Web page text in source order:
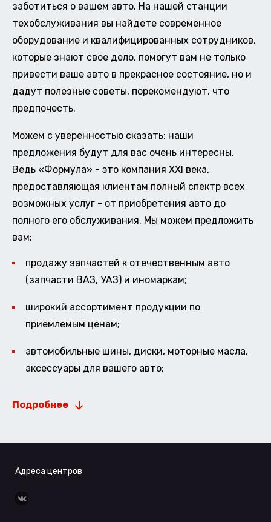
заботиться о вашем авто. На нашей станции
техобслуживания вы найдете современное
оборудование и квалифицированных сотрудников,
которые знают свое дело, помогут вам не только
привести ваше авто в прекрасное состояние, но и
дадут полезные советы, порекомендуют, что
предпочесть.
Можем с уверенностью сказать: наши
предложения будут для вас очень интересны.
Ведь «Формула» - это компания XXI века,
предоставляющая клиентам полный спектр всех
возможных услуг - от приобретения авто до
полного его обслуживания. Мы можем предложить
вам:
продажу запчастей к отечественным авто
(запчасти ВАЗ, УАЗ) и иномаркам;
широкий ассортимент продукции по
приемлемым ценам;
автомобильные шины, диски, моторные масла,
аксессуары для вашего авто;
Подробнее
Адреса центров